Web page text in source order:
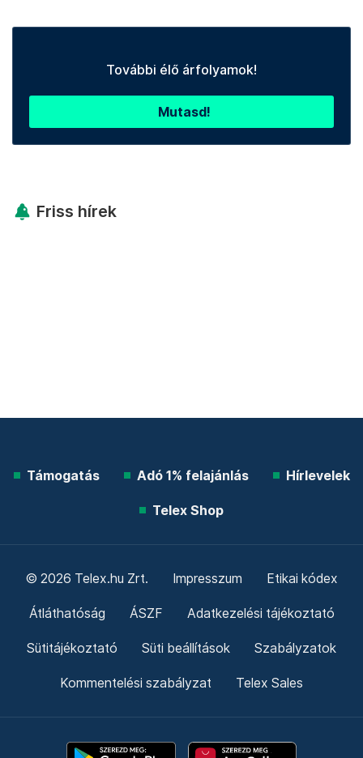
További élő árfolyamok!
Mutasd!
Friss hírek
Támogatás Adó 1% felajánlás Hírlevelek
Telex Shop
© 2026 Telex.hu Zrt. Impresszum Etikai kódex
Átláthatóság ÁSZF Adatkezelési tájékoztató
Sütitájékoztató Süti beállítások Szabályzatok
Kommentelési szabályzat Telex Sales